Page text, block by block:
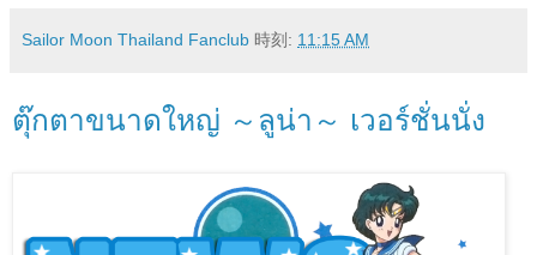
Sailor Moon Thailand Fanclub 時刻: 11:15 AM
ตุ๊กตาขนาดใหญ่ ～ลูน่า～ เวอร์ชั่นนั่ง